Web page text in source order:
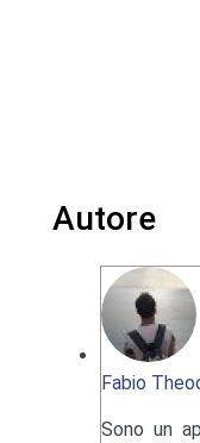
Autore
Fabio
Sono un